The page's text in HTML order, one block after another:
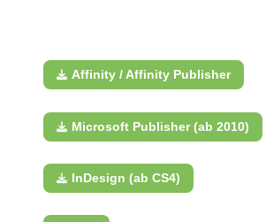
Affinity / Affinity Publisher
Microsoft Publisher (ab 2010)
InDesign (ab CS4)